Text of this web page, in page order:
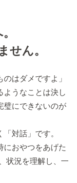
せん。
はダメですよ」
ようなことは決し
璧にできないのが
対話」です。
におやつをあげた
状況を理解し、一